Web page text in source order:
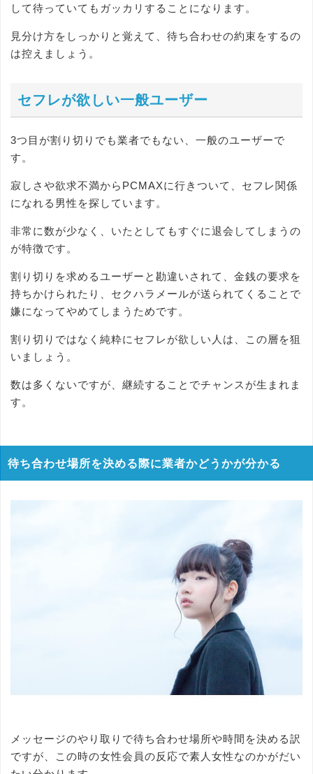
して待っていてもガッカリすることになります。
見分け方をしっかりと覚えて、待ち合わせの約束をするの
は控えましょう。
セフレが欲しい一般ユーザー
3つ目が割り切りでも業者でもない、一般のユーザーで
す。
寂しさや欲求不満からPCMAXに行きついて、セフレ関係
になれる男性を探しています。
非常に数が少なく、いたとしてもすぐに退会してしまうの
が特徴です。
割り切りを求めるユーザーと勘違いされて、金銭の要求を
持ちかけられたり、セクハラメールが送られてくることで
嫌になってやめてしまうためです。
割り切りではなく純粋にセフレが欲しい人は、この層を狙
いましょう。
数は多くないですが、継続することでチャンスが生まれま
す。
待ち合わせ場所を決める際に業者かどうかが分かる
メッセージのやり取りで待ち合わせ場所や時間を決める訳
ですが、この時の女性会員の反応で素人女性なのかがだい